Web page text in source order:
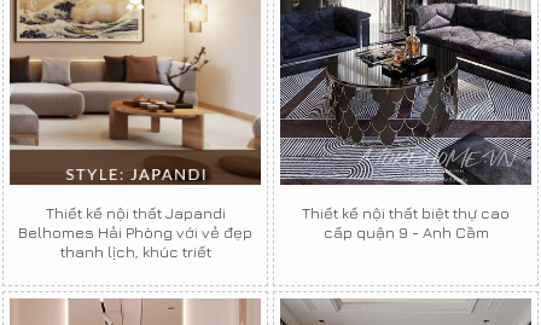
Thiết kế nội thất Japandi
Belhomes Hải Phòng với vẻ đẹp
thanh lịch, khúc triết
Thiết kế nội thất biệt thự cao
cấp quận 9 - Anh Cầm